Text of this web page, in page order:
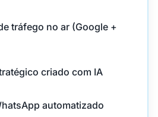
tráfego no ar (Google +
criado com IA
automatizado